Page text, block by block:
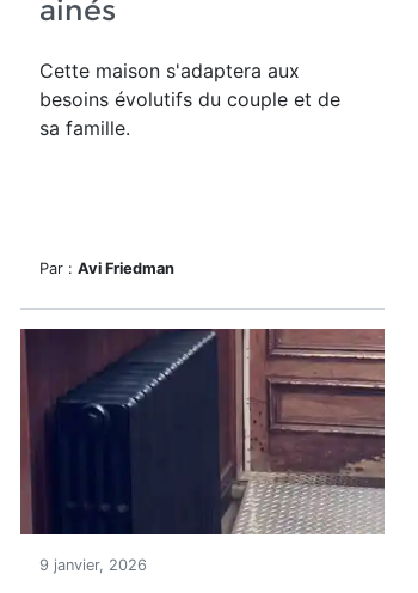
ainés
Cette maison s'adaptera aux
besoins évolutifs du couple et de
sa famille.
Par : Avi Friedman
9 janvier, 2026